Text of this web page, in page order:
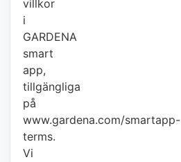
villkor
i
GARDENA
smart
app,
tillgängliga
på
www.gardena.com/smartapp-
terms.
Vi